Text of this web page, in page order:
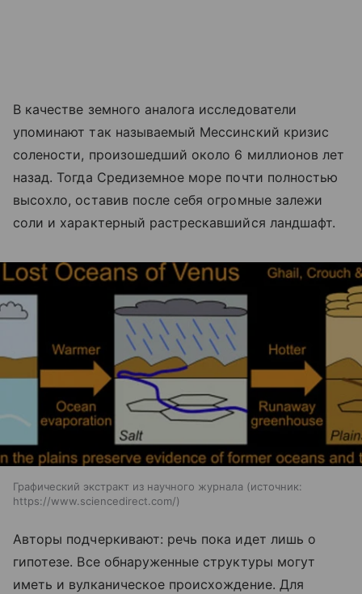
В качестве земного аналога исследователи
упоминают так называемый Мессинский кризис
солености, произошедший около 6 миллионов лет
назад. Тогда Средиземное море почти полностью
высохло, оставив после себя огромные залежи
соли и характерный растрескавшийся ландшафт.
Графический экстракт из научного журнала
источник:
https://www.sciencedirect.com/
Авторы подчеркивают: речь пока идет лишь о
гипотезе. Все обнаруженные структуры могут
иметь и вулканическое происхождение. Для